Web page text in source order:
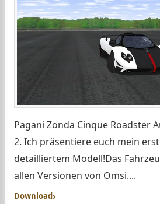
Pagani Zonda Cinque Roadster
2. Ich präsentiere euch mein
detailliertem Modell!Das
allen Versionen von Omsi....
Download